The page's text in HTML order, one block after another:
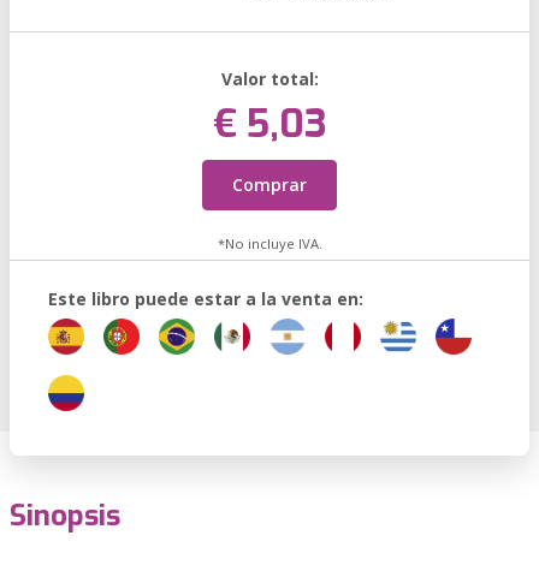
Valor total:
€ 5,03
Comprar
*No incluye IVA.
Este libro puede estar a la venta en:
Sinopsis